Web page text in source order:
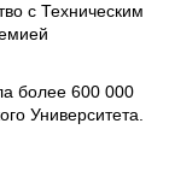
с Техническим
более 600 000
Университета.